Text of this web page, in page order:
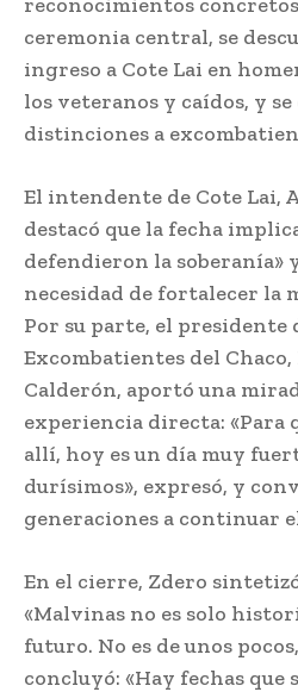
ceremonia central, se
ingreso a Cote Lai en
los veteranos y caídos, y
distinciones a
El intendente de Cote Lai,
destacó que la fecha
defendieron la soberanía»
necesidad de fortalecer la
Por su parte, el presidente
Excombatientes del
Calderón, aportó una
experiencia directa: «Para
allí, hoy es un día muy
durísimos», expresó, y
generaciones a continuar
En el cierre, Zdero
«Malvinas no es solo
futuro. No es de unos
concluyó: «Hay fechas que